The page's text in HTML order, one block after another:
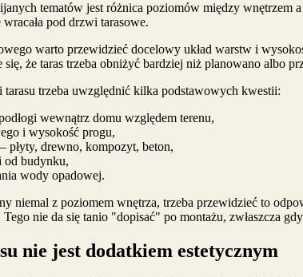
tematów jest różnica poziomów między
pod drzwi tarasowe.
warto przewidzieć docelowy układ warstw i
się, że taras trzeba obniżyć bardziej niż planowano albo
tarasu trzeba uwzględnić kilka podstawowych kwestii:
wewnątrz domu względem terenu,
i wysokość progu,
płyty, drewno, kompozyt, beton,
od budynku,
wody opadowej.
niemal z poziomem wnętrza, trzeba przewidzieć to
nie da się tanio "dopisać" po montażu, zwłaszcza
nie jest dodatkiem estetycznym